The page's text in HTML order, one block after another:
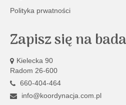
Polityka prwatności
Zapisz się na
Kielecka 90
Radom 26-600
660-404-464
info@koordynacja.com.pl